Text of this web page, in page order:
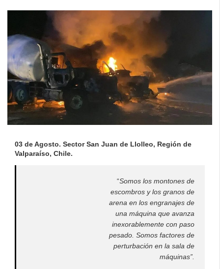
03 de Agosto. Sector San Juan de Llolleo, Región de
Valparaíso, Chile.
“Somos los montones de
escombros y los granos de
arena en los engranajes de
una máquina que avanza
inexorablemente con paso
pesado. Somos factores de
perturbación en la sala de
máquinas”.